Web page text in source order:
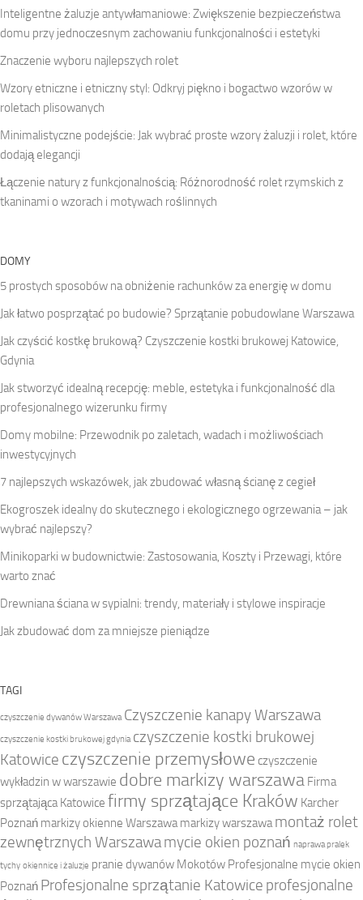
Inteligentne żaluzje antywłamaniowe: Zwiększenie bezpieczeństwa
domu przy jednoczesnym zachowaniu funkcjonalności i estetyki
Znaczenie wyboru najlepszych rolet
Wzory etniczne i etniczny styl: Odkryj piękno i bogactwo wzorów w
roletach plisowanych
Minimalistyczne podejście: Jak wybrać proste wzory żaluzji i rolet, które
dodają elegancji
Łączenie natury z funkcjonalnością: Różnorodność rolet rzymskich z
tkaninami o wzorach i motywach roślinnych
DOMY
5 prostych sposobów na obniżenie rachunków za energię w domu
Jak łatwo posprzątać po budowie? Sprzątanie pobudowlane Warszawa
Jak czyścić kostkę brukową? Czyszczenie kostki brukowej Katowice,
Gdynia
Jak stworzyć idealną recepcję: meble, estetyka i funkcjonalność dla
profesjonalnego wizerunku firmy
Domy mobilne: Przewodnik po zaletach, wadach i możliwościach
inwestycyjnych
7 najlepszych wskazówek, jak zbudować własną ścianę z cegieł
Ekogroszek idealny do skutecznego i ekologicznego ogrzewania – jak
wybrać najlepszy?
Minikoparki w budownictwie: Zastosowania, Koszty i Przewagi, które
warto znać
Drewniana ściana w sypialni: trendy, materiały i stylowe inspiracje
Jak zbudować dom za mniejsze pieniądze
TAGI
czyszczenie dywanów Warszawa Czyszczenie kanapy Warszawa
czyszczenie kostki brukowej gdynia czyszczenie kostki brukowej
Katowice czyszczenie przemysłowe czyszczenie
wykładzin w warszawie dobre markizy warszawa Firma
sprzątająca Katowice firmy sprzątające Kraków Karcher
Poznań markizy okienne Warszawa markizy warszawa montaż rolet
zewnętrznych Warszawamycie okien poznań naprawa pralek
tychy okiennice i żaluzje pranie dywanów Mokotów Profesjonalne mycie okien
Poznań Profesjonalne sprzątanie Katowice profesjonalne